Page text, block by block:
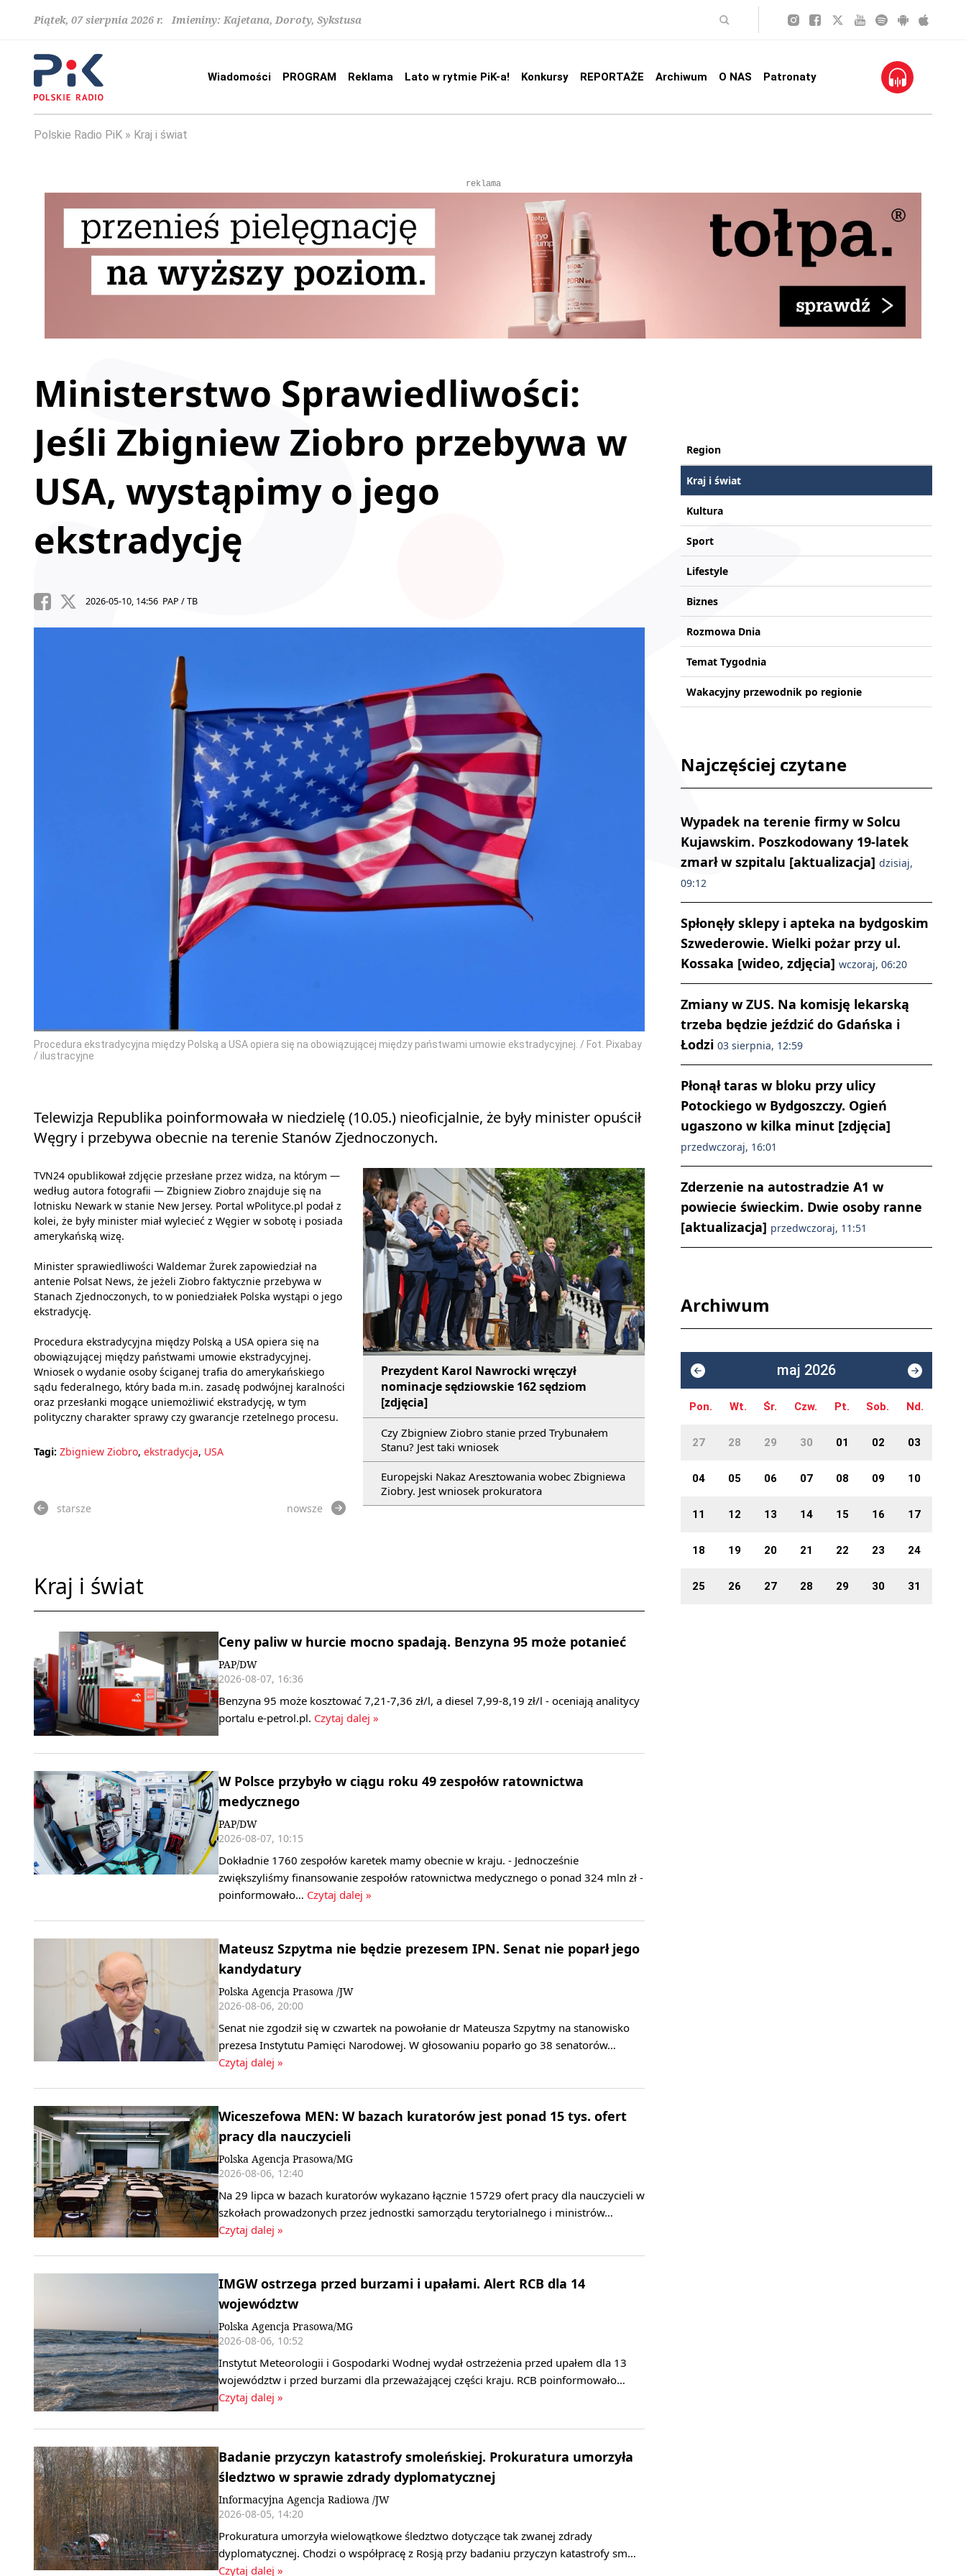
Piątek, 07 sierpnia 2026 r. Imieniny: Kajetana, Doroty, Sykstusa
Wiadomości PROGRAM Reklama Lato w rytmie PiK-a! Konkursy REPORTAŻE Archiwum O NAS Patronaty
Polskie Radio PiK Kraj i świat
reklama
Ministerstwo Sprawiedliwości:
Jeśli Zbigniew Ziobro przebywa w
USA, wystąpimy o jego
ekstradycję
2026-05-10, 14:56 PAP / TB
Procedura ekstradycyjna między Polską a USA opiera się na obowiązującej między państwami umowie ekstradycyjnej. / Fot. Pixabay
/ ilustracyjne
Telewizja Republika poinformowała w niedzielę (10.05.) nieoficjalnie, że były minister opuścił
Węgry i przebywa obecnie na terenie Stanów Zjednoczonych.
Prezydent Karol Nawrocki wręczył
nominacje sędziowskie 162 sędziom
[zdjęcia]
Czy Zbigniew Ziobro stanie przed Trybunałem
Stanu? Jest taki wniosek
Europejski Nakaz Aresztowania wobec Zbigniewa
Ziobry. Jest wniosek prokuratora
TVN24 opublikował zdjęcie przesłane przez widza, na którym —
według autora fotografii — Zbigniew Ziobro znajduje się na
lotnisku Newark w stanie New Jersey. Portal wPolityce.pl podał z
kolei, że były minister miał wylecieć z Węgier w sobotę i posiada
amerykańską wizę.
Minister sprawiedliwości Waldemar Żurek zapowiedział na
antenie Polsat News, że jeżeli Ziobro faktycznie przebywa w
Stanach Zjednoczonych, to w poniedziałek Polska wystąpi o jego
ekstradycję.
Procedura ekstradycyjna między Polską a USA opiera się na
obowiązującej między państwami umowie ekstradycyjnej.
Wniosek o wydanie osoby ściganej trafia do amerykańskiego
sądu federalnego, który bada m.in. zasadę podwójnej karalności
oraz przesłanki mogące uniemożliwić ekstradycję, w tym
polityczny charakter sprawy czy gwarancje rzetelnego procesu.
Tagi: Zbigniew Ziobro, ekstradycja, USA
starsze nowsze
Kraj i świat
Ceny paliw w hurcie mocno spadają. Benzyna 95 może potanieć
PAP/DW
2026-08-07, 16:36
Benzyna 95 może kosztować 7,21-7,36 zł/l, a diesel 7,99-8,19 zł/l - oceniają analitycy
portalu e-petrol.pl. Czytaj dalej »
W Polsce przybyło w ciągu roku 49 zespołów ratownictwa
medycznego
PAP/DW
2026-08-07, 10:15
Dokładnie 1760 zespołów karetek mamy obecnie w kraju. - Jednocześnie
zwiększyliśmy finansowanie zespołów ratownictwa medycznego o ponad 324 mln zł -
poinformowało… Czytaj dalej »
Mateusz Szpytma nie będzie prezesem IPN. Senat nie poparł jego
kandydatury
Polska Agencja Prasowa /JW
2026-08-06, 20:00
Senat nie zgodził się w czwartek na powołanie dr Mateusza Szpytmy na stanowisko
prezesa Instytutu Pamięci Narodowej. W głosowaniu poparło go 38 senatorów…
Czytaj dalej »
Wiceszefowa MEN: W bazach kuratorów jest ponad 15 tys. ofert
pracy dla nauczycieli
Polska Agencja Prasowa/MG
2026-08-06, 12:40
Na 29 lipca w bazach kuratorów wykazano łącznie 15729 ofert pracy dla nauczycieli w
szkołach prowadzonych przez jednostki samorządu terytorialnego i ministrów…
Czytaj dalej »
IMGW ostrzega przed burzami i upałami. Alert RCB dla 14
województw
Polska Agencja Prasowa/MG
2026-08-06, 10:52
Instytut Meteorologii i Gospodarki Wodnej wydał ostrzeżenia przed upałem dla 13
województw i przed burzami dla przeważającej części kraju. RCB poinformowało…
Czytaj dalej »
Badanie przyczyn katastrofy smoleńskiej. Prokuratura umorzyła
śledztwo w sprawie zdrady dyplomatycznej
Informacyjna Agencja Radiowa /JW
2026-08-05, 14:20
Prokuratura umorzyła wielowątkowe śledztwo dotyczące tak zwanej zdrady
dyplomatycznej. Chodzi o współpracę z Rosją przy badaniu przyczyn katastrofy sm…
Czytaj dalej »
Region
Kraj i świat
Kultura
Sport
Lifestyle
Biznes
Rozmowa Dnia
Temat Tygodnia
Wakacyjny przewodnik po regionie
Najczęściej czytane
Wypadek na terenie firmy w Solcu
Kujawskim. Poszkodowany 19-latek
zmarł w szpitalu [aktualizacja] dzisiaj,
09:12
Spłonęły sklepy i apteka na bydgoskim
Szwederowie. Wielki pożar przy ul.
Kossaka [wideo, zdjęcia] wczoraj, 06:20
Zmiany w ZUS. Na komisję lekarską
trzeba będzie jeździć do Gdańska i
Łodzi 03 sierpnia, 12:59
Płonął taras w bloku przy ulicy
Potockiego w Bydgoszczy. Ogień
ugaszono w kilka minut [zdjęcia]
przedwczoraj, 16:01
Zderzenie na autostradzie A1 w
powiecie świeckim. Dwie osoby ranne
[aktualizacja] przedwczoraj, 11:51
Archiwum
maj 2026
Pon. Wt. Śr. Czw. Pt. Sob. Nd.
27 28 29 30 01 02 03
04 05 06 07 08 09 10
11 12 13 14 15 16 17
18 19 20 21 22 23 24
25 26 27 28 29 30 31